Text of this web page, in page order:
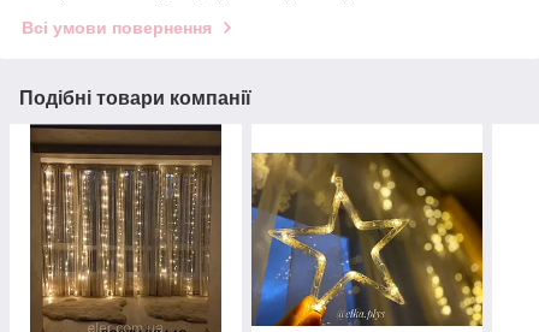
Всі умови повернення
Подібні товари компанії